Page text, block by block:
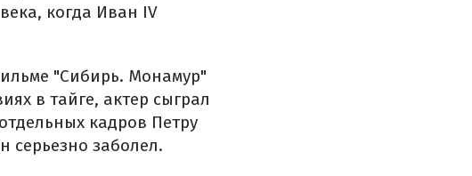
когда Иван IV
"Сибирь. Монамур"
в тайге, актер сыграл
кадров Петру
серьезно заболел.